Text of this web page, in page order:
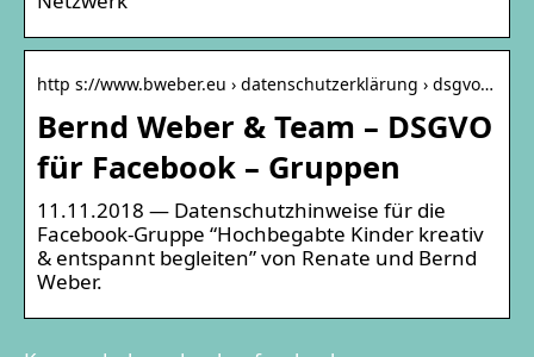
http s://www.bweber.eu › datenschutzerklärung › dsgvo…
Bernd Weber & Team – DSGVO
für Facebook – Gruppen
11.11.2018 — Datenschutzhinweise für die
Facebook-Gruppe “Hochbegabte Kinder kreativ
& entspannt begleiten” von Renate und Bernd
Weber.